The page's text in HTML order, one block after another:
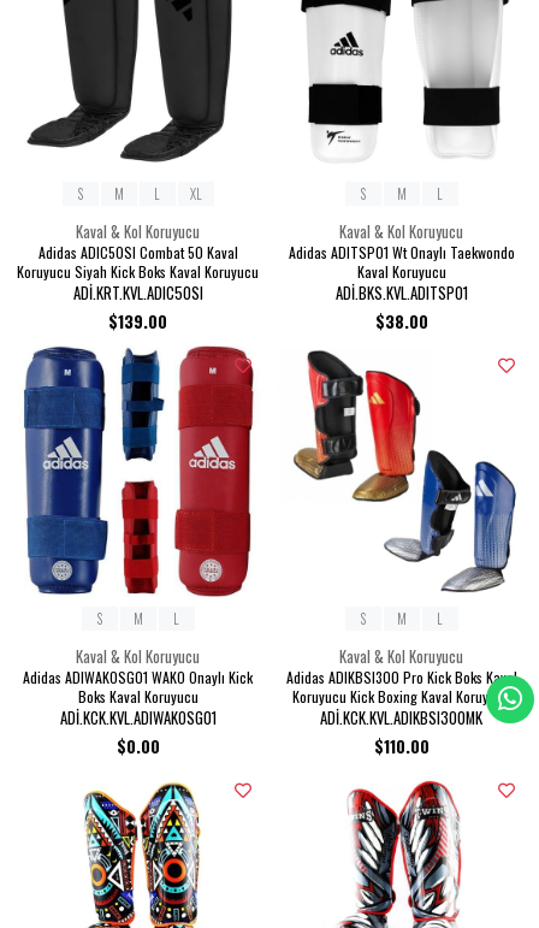
Kaval & Kol Koruyucu
Adidas ADIC50SI Combat 50 Kaval
Koruyucu Siyah Kick Boks Kaval Koruyucu
ADİ.KRT.KVL.ADIC50SI
$139.00
S M L XL
Kaval & Kol Koruyucu
Adidas ADITSP01 Wt Onaylı Taekwondo
Kaval Koruyucu
ADİ.BKS.KVL.ADITSP01
$38.00
S M L
Kaval & Kol Koruyucu
Adidas ADIWAKOSG01 WAKO Onaylı Kick
Boks Kaval Koruyucu
ADİ.KCK.KVL.ADIWAKOSG01
$0.00
S M L
Kaval & Kol Koruyucu
Adidas ADIKBSI300 Pro Kick Boks Kaval
Koruyucu Kick Boxing Kaval Koruyucu
ADİ.KCK.KVL.ADIKBSI300MK
$110.00
S M L